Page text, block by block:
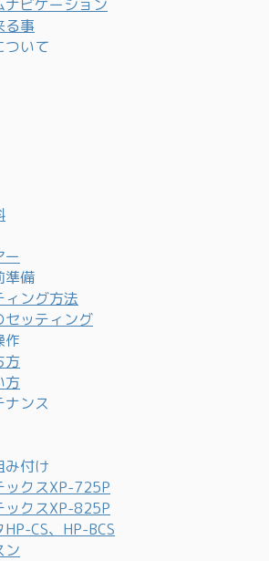
ナビゲーション
る事
ついて
ー
準備
ィング方法
セッティング
作
方
方
ナンス
み付け
ックスXP-725P
ックスXP-825P
CS、HP-BCS
ン